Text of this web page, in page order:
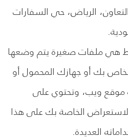
الرياض، حي السفارات
هي ملفات صغيرة يتم وضعها
بك أو جهازك المحمول أو
موقع ويب، وتحتوي على
الخاصة بك على هذا
العديدة.